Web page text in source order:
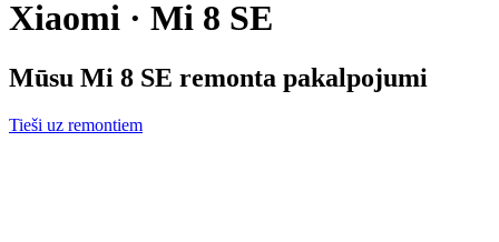
Xiaomi · Mi 8 SE
Mūsu Mi 8 SE remonta pakalpojumi
Tieši uz remontiem